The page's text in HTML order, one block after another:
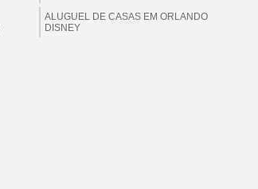
ALUGUEL DE CASAS EM ORLANDO
DISNEY